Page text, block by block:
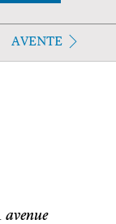
AVENTE
avenue